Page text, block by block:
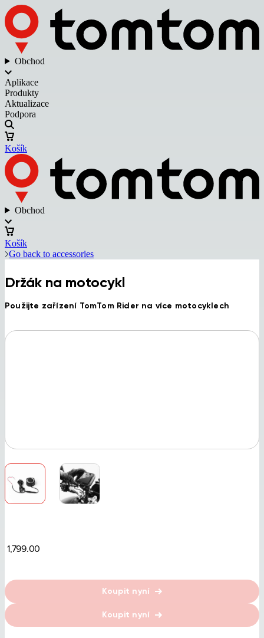
Obchod
Aplikace
Produkty
Aktualizace
Podpora
Košík
Obchod
Košík
Go back to accessories
Držák na motocykl
Použijte zařízení TomTom Rider na více motocyklech
1,799.00
Koupit nyní
Koupit nyní